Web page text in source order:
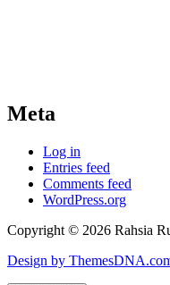
Meta
Log in
Entries feed
Comments feed
WordPress.org
Copyright © 2026 Rahsia
Design by